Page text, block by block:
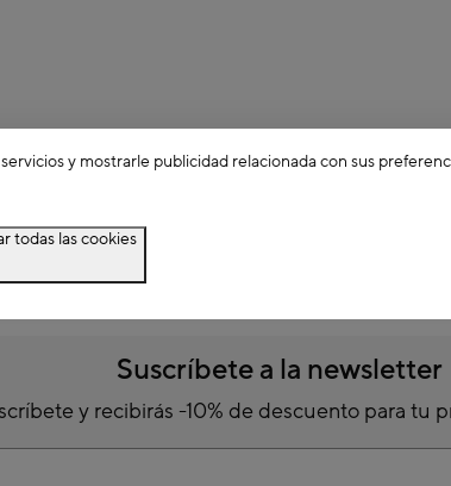
Suscríbete a la newsletter
y recibirás -10% de descuento para tu
y mostrarle publicidad relacionada con sus
todas las cookies